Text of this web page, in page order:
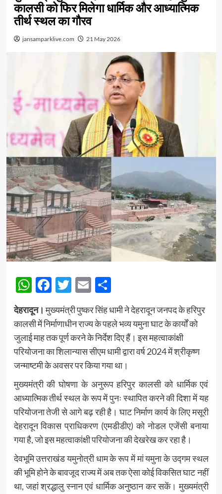
कालसी को फिर मिलेगा धार्मिक और आध्यात्मिक
तीर्थ स्थल का गौरव
jansamparklive.com 21 May 2026
WhatsApp
Facebook
Twitter
EmailShare
देहरादून।मुख्यमंत्री पुष्कर सिंह धामी ने देहरादून जनपद के हरिपुर
कालसी में निर्माणाधीन राज्य के पहले भव्य यमुना घाट के कार्यों को
जुलाई माह तक पूर्ण करने के निर्देश दिए हैं। इस महत्वाकांक्षी
परियोजना का शिलान्यास सीएम धामी द्वारा वर्ष 2024 में श्रीकृष्ण
जन्माष्टमी के अवसर पर किया गया था।
मुख्यमंत्री की घोषणा के अनुरूप हरिपुर कालसी को धार्मिक एवं
आध्यात्मिक तीर्थ स्थल के रूप में पुनः स्थापित करने की दिशा में यह
परियोजना तेजी से आगे बढ़ रही है। घाट निर्माण कार्य के लिए मसूरी
देहरादून विकास प्राधिकरण (एमडीडीए) को नोडल एजेंसी बनाया
गया है, जो इस महत्वाकांक्षी परियोजना की देखरेख कर रहा है।
देवभूमि उत्तराखंड यमुनोत्री धाम के रूप में मां यमुना के उद्गम स्थल
की भूमि होने के बावजूद राज्य में अब तक ऐसा कोई विकसित घाट नहीं
था, जहां श्रद्धालु स्नान एवं धार्मिक अनुष्ठान कर सकें। मुख्यमंत्री